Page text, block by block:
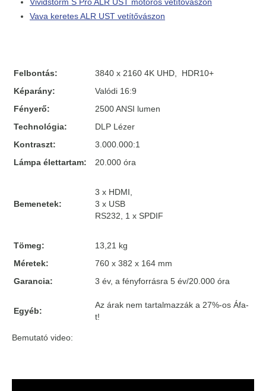
Vava keretes ALR UST vetítővászon
Felbontás:
3840 x 2160 4K UHD, HDR10+
Képarány:
Valódi 16:9
Fényerő:
2500 ANSI lumen
Technológia:
DLP Lézer
Kontraszt:
3.000.000:1
Lámpa élettartam:
20.000 óra
Bemenetek:
3 x HDMI,
3 x USB
RS232, 1 x SPDIF
Tömeg:
13,21 kg
Méretek:
760 x 382 x 164 mm
Garancia:
3 év, a fényforrásra 5 év/20.000 óra
Egyéb:
Az árak nem tartalmazzák a 27%-os Áfa-
t!
Bemutató video: